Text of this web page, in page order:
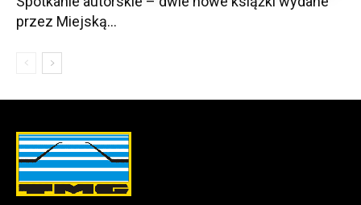
przez Miejską...